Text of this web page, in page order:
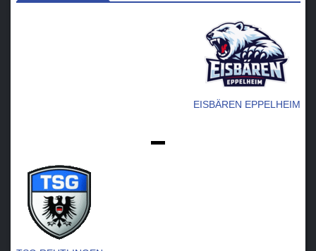
EISBÄREN EPPELHEIM
-